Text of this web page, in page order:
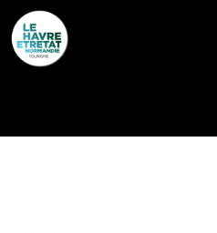
Cookies management panel